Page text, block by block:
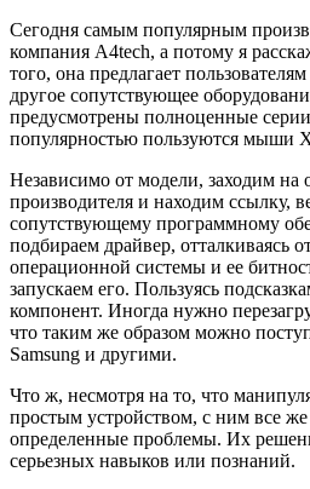
Сегодня самым популярным
компания A4tech, а потому я
того, она предлагает
другое сопутствующее
предусмотрены полноценные
популярностью пользуются мыши
Независимо от модели, заходим на
производителя и находим ссылку,
сопутствующему программному
подбираем драйвер, отталкиваясь
операционной системы и ее
запускаем его. Пользуясь
компонент. Иногда нужно
что таким же образом можно
Samsung и другими.
Что ж, несмотря на то, что
простым устройством, с ним все
определенные проблемы. Их
серьезных навыков или познаний.